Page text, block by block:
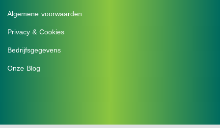
Algemene voorwaarden
Privacy & Cookies
Bedrijfsgegevens
Onze Blog